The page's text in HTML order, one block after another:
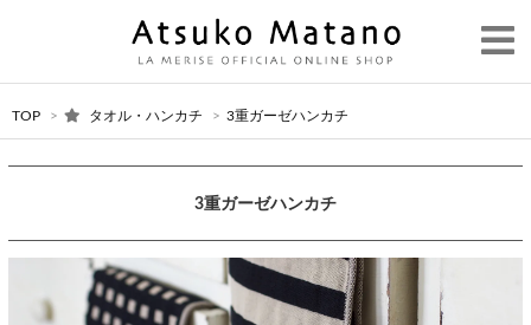
TOP > タオル・ハンカチ > 3重ガーゼハンカチ
3重ガーゼハンカチ